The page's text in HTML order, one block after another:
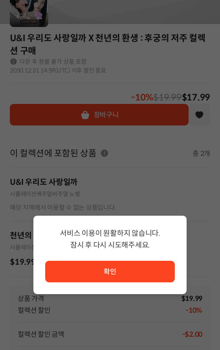
U&I 우리도 사랑일까 X 천년의 환생 : 후궁의 저주 컬렉
션 구매
다운 후 환불 불가 상품 포함
2050.12.31 14:59(UTC) 이후 할인 종료
-10%$19.99$17.99
장바구니
이 컬렉션에 포함된 상품 총 2개
U&I 우리도 사랑일까
시뮬레이션 캐주얼 비주얼 노벨
해당 지역에서 이용할 수 없는 상품입니다.
천년의 환생 : 후궁의 저주
시뮬레이션
$19.99
상품 가격
$19.99
컬렉션 할인
-10%
컬렉션 할인 금액 -$2.00
서비스 이용이 원활하지 않습니다.
잠시 후 다시 시도해주세요.
확인